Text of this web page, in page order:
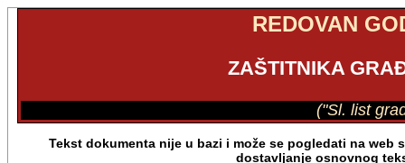
REDOVAN
ZAŠTITNIKA
("Sl. list
Tekst dokumenta nije u bazi i može se pogledati na web
dostavljanje osnovnog